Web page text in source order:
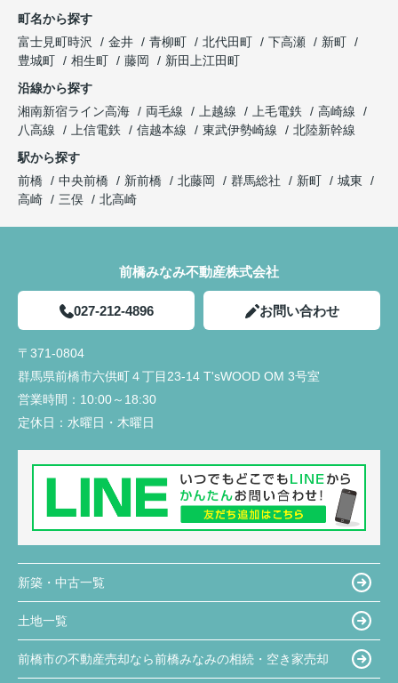
町名から探す
富士見町時沢
金井 青柳町 北代田町 下高瀬
新町
豊城町
相生町 藤岡
新田上江田町
沿線から探す
湘南新宿ライン高海
両毛線 上越線 上毛電鉄
高崎線
八高線
上信電鉄 信越本線 東武伊勢崎線
北陸新幹線
駅から探す
前橋
中央前橋 新前橋 北藤岡 群馬総社 新町
城東
高崎
三俣 北高崎
前橋みなみ不動産株式会社
027-212-4896 お問い合わせ
〒371-0804
群馬県前橋市六供町４丁目23‐14 T'sWOOD OM 3号室
営業時間： 10:00～18:30
定休日： 水曜日・木曜日
新築・中古一覧
土地一覧
前橋市の不動産売却なら前橋みなみの相続・空き家売却